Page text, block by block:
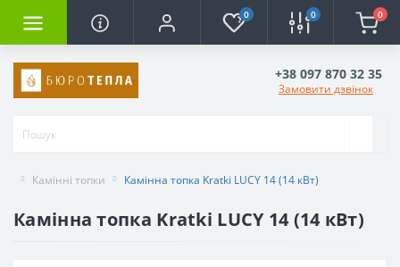
0 0 0
+38 097 870 32 35
Замовити дзвінок
Камінні топки Камінна топка Kratki LUCY 14 (14 кВт)
Камінна топка Kratki LUCY 14 (14 кВт)